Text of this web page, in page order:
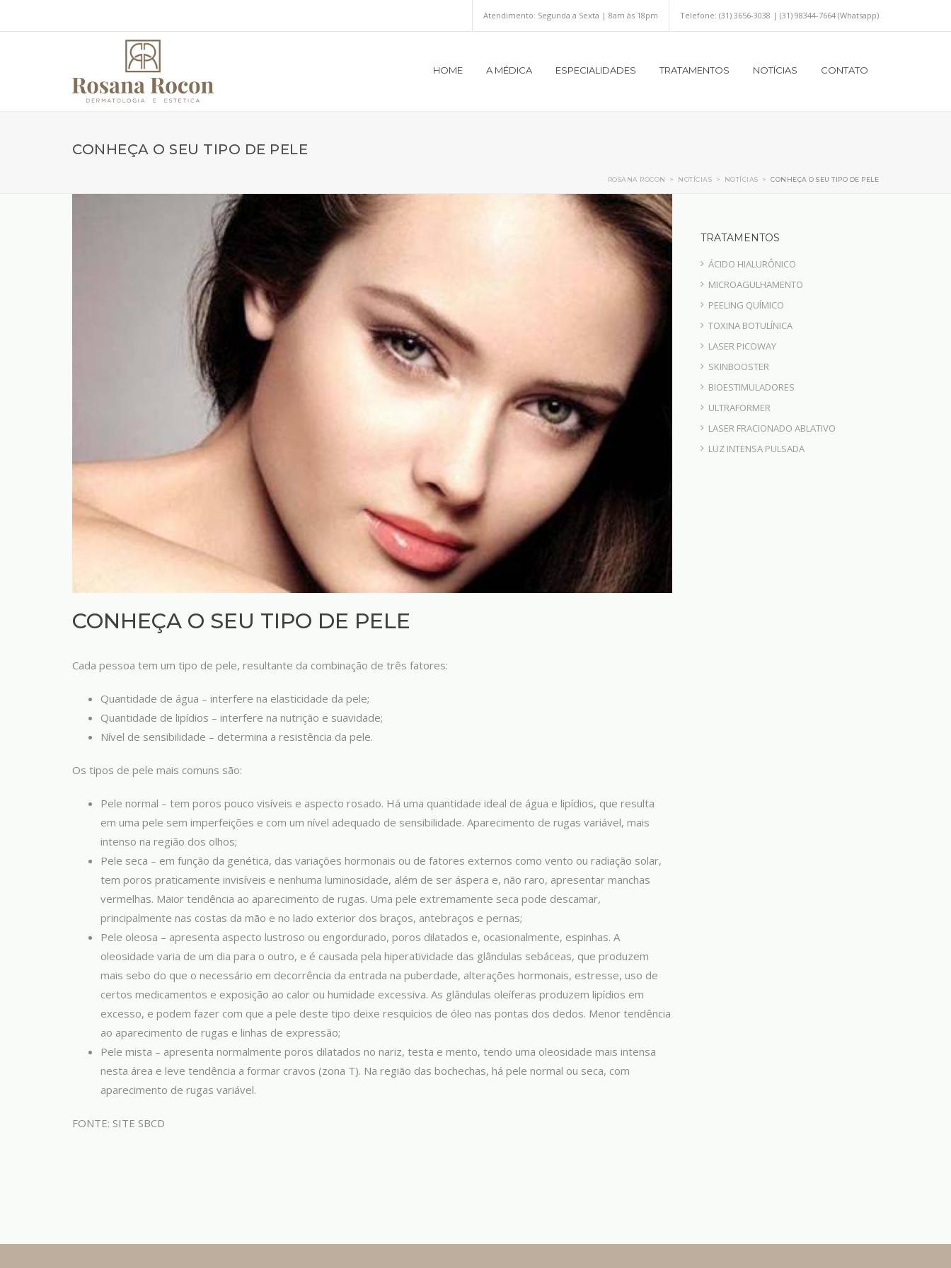
Telefone: (31) 3656-3038 | (31) 98344-7664 (Whatsapp)
Atendimento: Segunda a Sexta | 8am às 18pm
HOME A MÉDICA ESPECIALIDADES TRATAMENTOS NOTÍCIAS CONTATO
CONHEÇA O SEU TIPO DE PELE
ROSANA ROCON > NOTÍCIAS > NOTÍCIAS > CONHEÇA O SEU TIPO DE PELE
CONHEÇA O SEU TIPO DE PELE
Cada pessoa tem um tipo de pele, resultante da combinação de três fatores:
Quantidade de água – interfere na elasticidade da pele;
Quantidade de lipídios – interfere na nutrição e suavidade;
Nível de sensibilidade – determina a resistência da pele.
Os tipos de pele mais comuns são:
Pele normal – tem poros pouco visíveis e aspecto rosado. Há uma quantidade ideal de água e lipídios, que resulta
em uma pele sem imperfeições e com um nível adequado de sensibilidade. Aparecimento de rugas variável, mais
intenso na região dos olhos;
Pele seca – em função da genética, das variações hormonais ou de fatores externos como vento ou radiação solar,
tem poros praticamente invisíveis e nenhuma luminosidade, além de ser áspera e, não raro, apresentar manchas
vermelhas. Maior tendência ao aparecimento de rugas. Uma pele extremamente seca pode descamar,
principalmente nas costas da mão e no lado exterior dos braços, antebraços e pernas;
Pele oleosa – apresenta aspecto lustroso ou engordurado, poros dilatados e, ocasionalmente, espinhas. A
oleosidade varia de um dia para o outro, e é causada pela hiperatividade das glândulas sebáceas, que produzem
mais sebo do que o necessário em decorrência da entrada na puberdade, alterações hormonais, estresse, uso de
certos medicamentos e exposição ao calor ou humidade excessiva. As glândulas oleíferas produzem lipídios em
excesso, e podem fazer com que a pele deste tipo deixe resquícios de óleo nas pontas dos dedos. Menor tendência
ao aparecimento de rugas e linhas de expressão;
Pele mista – apresenta normalmente poros dilatados no nariz, testa e mento, tendo uma oleosidade mais intensa
nesta área e leve tendência a formar cravos (zona T). Na região das bochechas, há pele normal ou seca, com
aparecimento de rugas variável.
FONTE: SITE SBCD
TRATAMENTOS
ÁCIDO HIALURÔNICO
MICROAGULHAMENTO
PEELING QUÍMICO
TOXINA BOTULÍNICA
LASER PICOWAY
SKINBOOSTER
BIOESTIMULADORES
ULTRAFORMER
LASER FRACIONADO ABLATIVO
LUZ INTENSA PULSADA